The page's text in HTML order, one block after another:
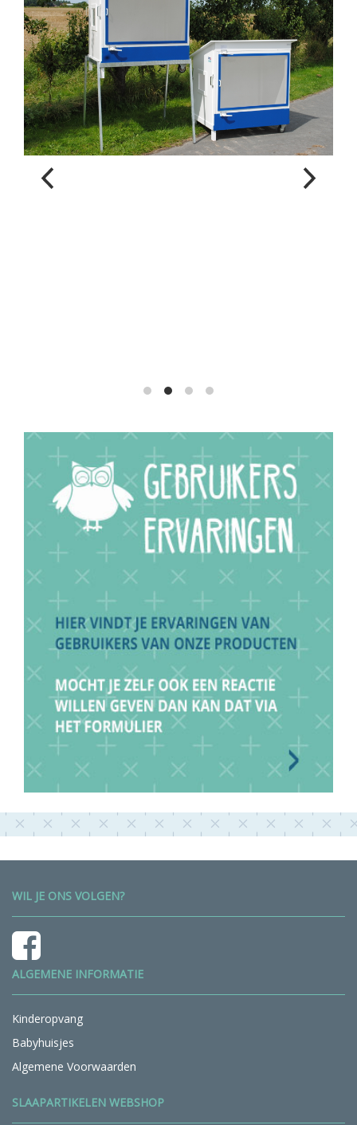
WIL JE ONS VOLGEN?
ALGEMENE INFORMATIE
Kinderopvang
Babyhuisjes
Algemene Voorwaarden
SLAAPARTIKELEN WEBSHOP